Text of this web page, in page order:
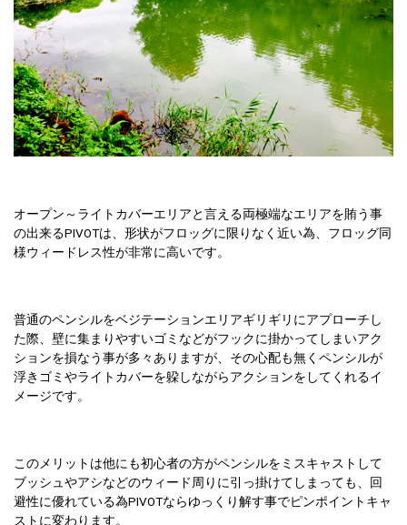
オープン～ライトカバーエリアと言える両極端なエリアを賄う事
の出来るPIVOTは、形状がフロッグに限りなく近い為、フロッグ同
様ウィードレス性が非常に高いです。
普通のペンシルをベジテーションエリアギリギリにアプローチし
た際、壁に集まりやすいゴミなどがフックに掛かってしまいアク
ションを損なう事が多々ありますが、その心配も無くペンシルが
浮きゴミやライトカバーを躱しながらアクションをしてくれるイ
メージです。
このメリットは他にも初心者の方がペンシルをミスキャストして
ブッシュやアシなどのウィード周りに引っ掛けてしまっても、回
避性に優れている為PIVOTならゆっくり解す事でピンポイントキャ
ストに変わります。